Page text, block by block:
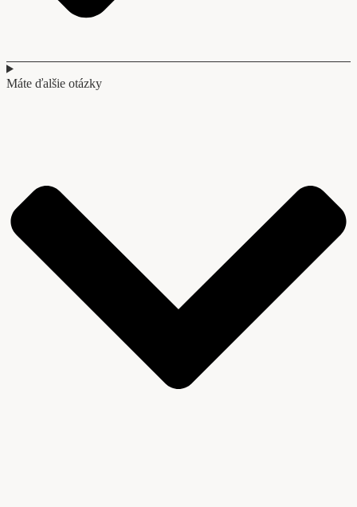
Máte ďalšie otázky